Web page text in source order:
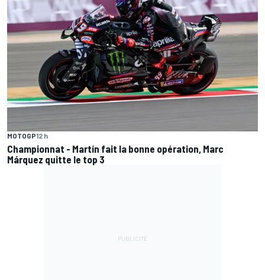
MOTOGP12 h
Championnat - Martín fait la bonne opération, Marc
Márquez quitte le top 3